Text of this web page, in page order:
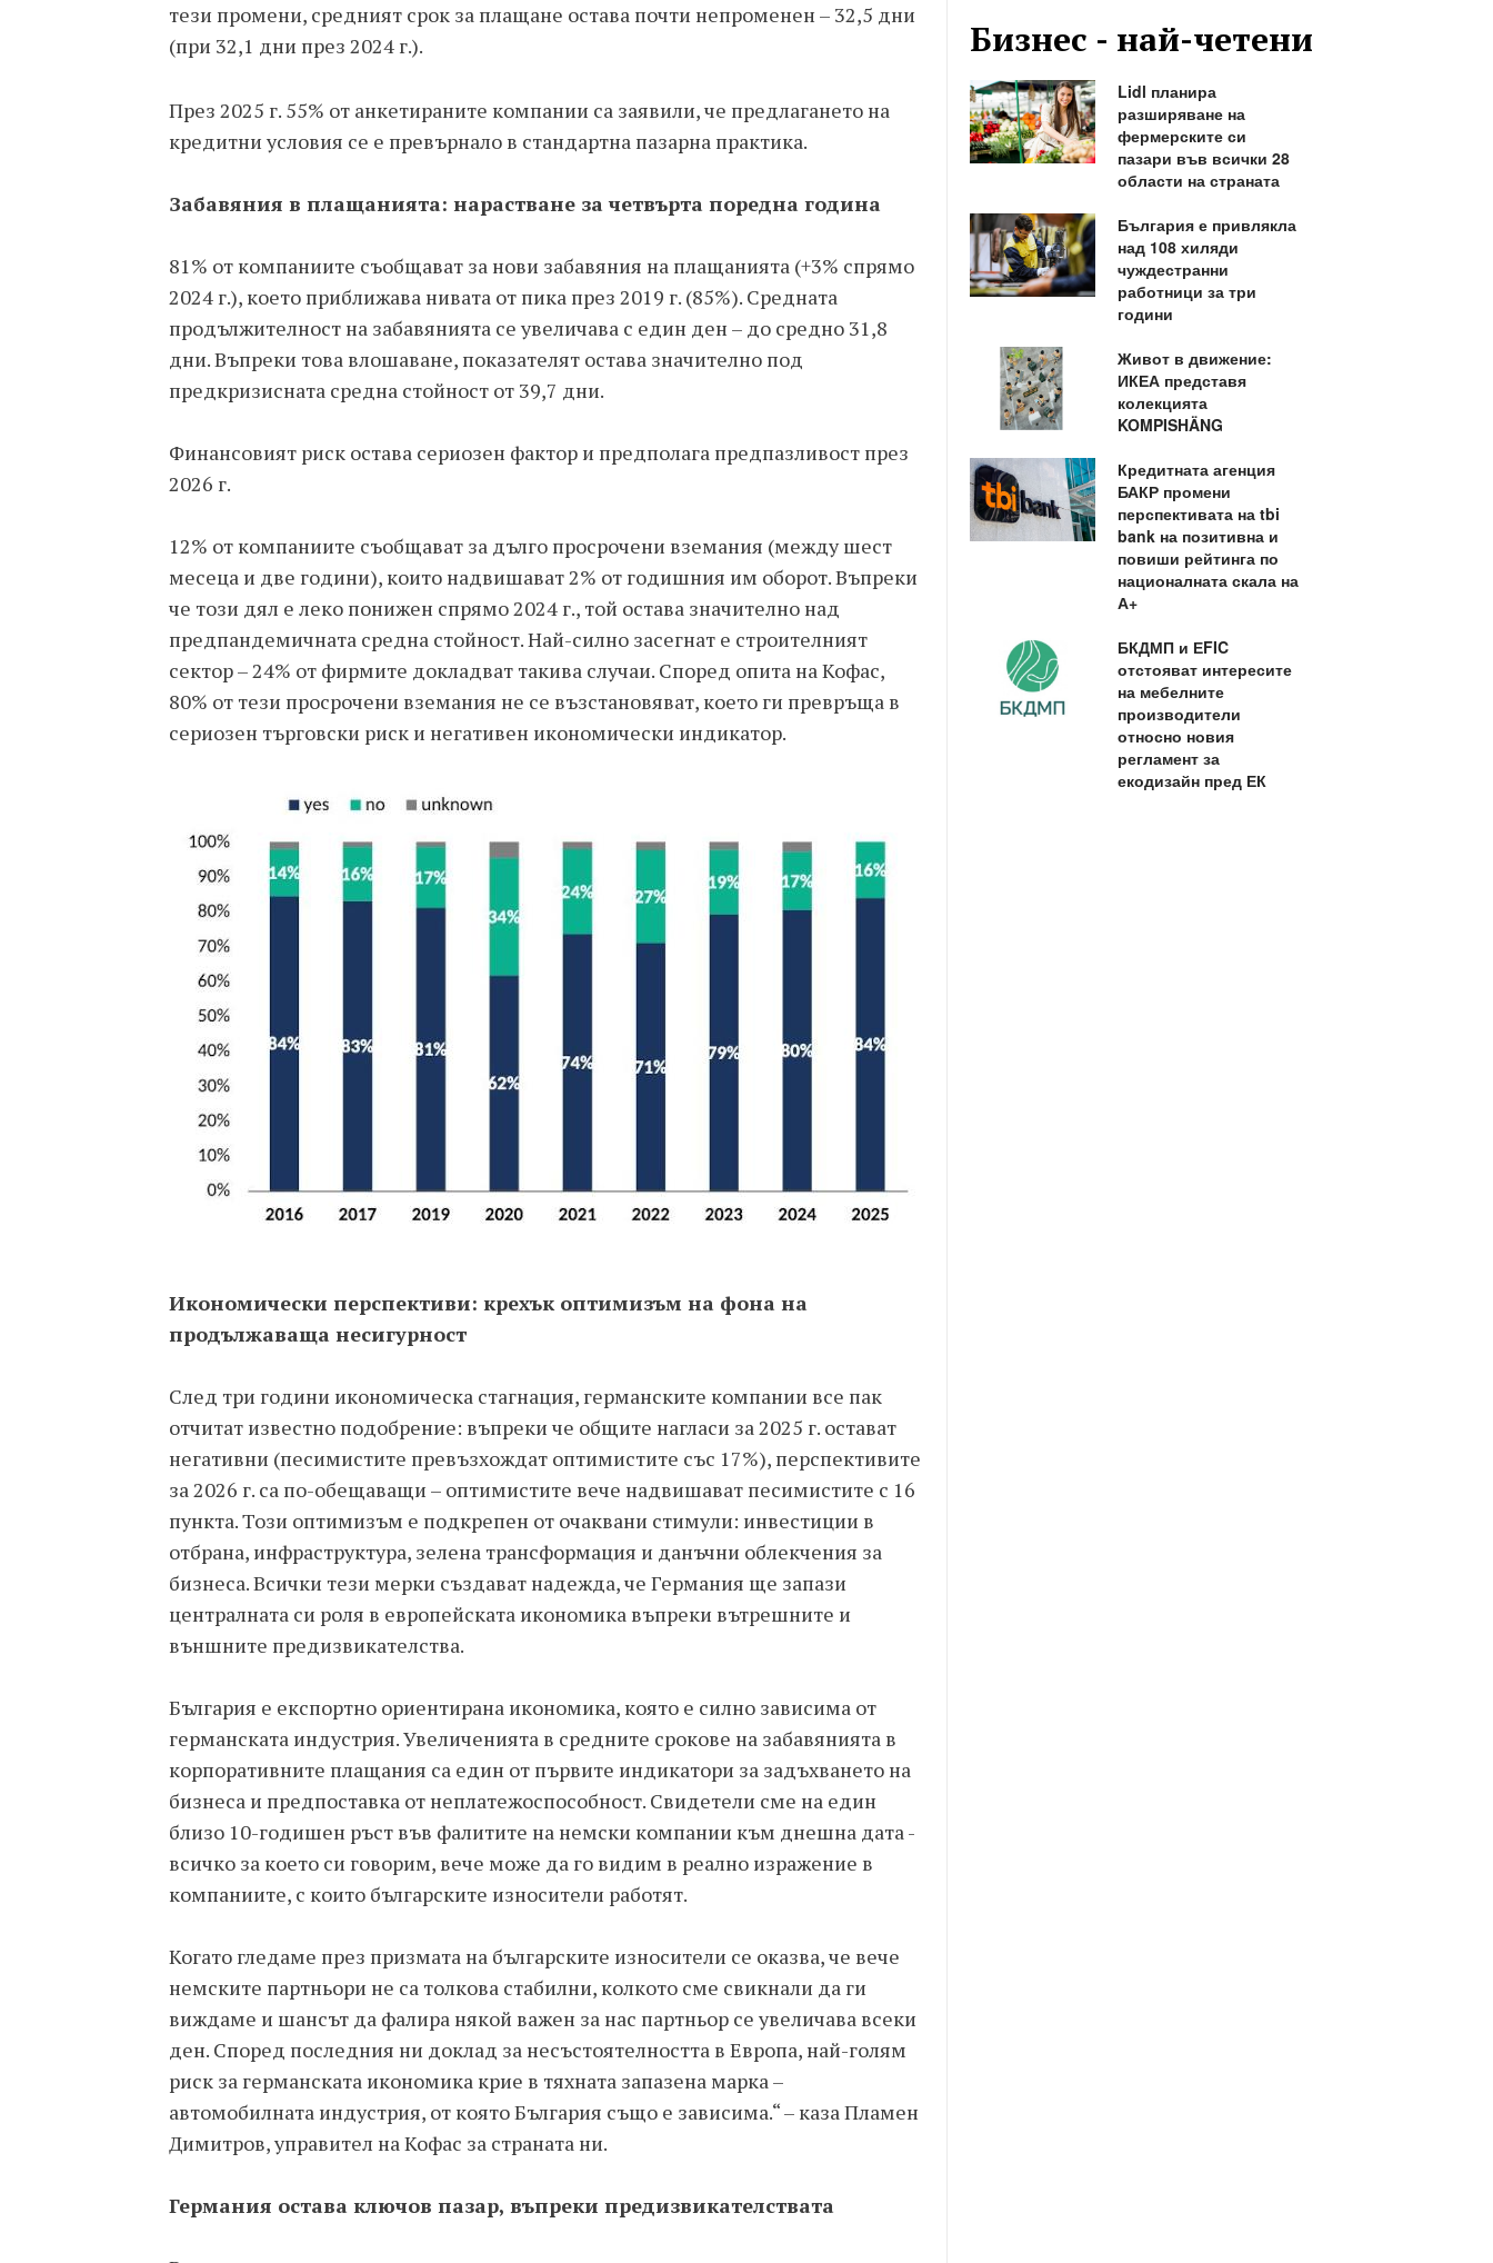
тези промени, средният срок за плащане остава почти непроменен – 32,5 дни
(при 32,1 дни през 2024 г.).
През 2025 г. 55% от анкетираните компании са заявили, че предлагането на
кредитни условия се е превърнало в стандартна пазарна практика.
Забавяния в плащанията: нарастване за четвърта поредна година
81% от компаниите съобщават за нови забавяния на плащанията (+3% спрямо
2024 г.), което приближава нивата от пика през 2019 г. (85%). Средната
продължителност на забавянията се увеличава с един ден – до средно 31,8
дни. Въпреки това влошаване, показателят остава значително под
предкризисната средна стойност от 39,7 дни.
Финансовият риск остава сериозен фактор и предполага предпазливост през
2026 г.
12% от компаниите съобщават за дълго просрочени вземания (между шест
месеца и две години), които надвишават 2% от годишния им оборот. Въпреки
че този дял е леко понижен спрямо 2024 г., той остава значително над
предпандемичната средна стойност. Най-силно засегнат е строителният
сектор – 24% от фирмите докладват такива случаи. Според опита на Кофас,
80% от тези просрочени вземания не се възстановяват, което ги превръща в
сериозен търговски риск и негативен икономически индикатор.
Икономически перспективи: крехък оптимизъм на фона на
продължаваща несигурност
След три години икономическа стагнация, германските компании все пак
отчитат известно подобрение: въпреки че общите нагласи за 2025 г. остават
негативни (песимистите превъзхождат оптимистите със 17%), перспективите
за 2026 г. са по-обещаващи – оптимистите вече надвишават песимистите с 16
пункта. Този оптимизъм е подкрепен от очаквани стимули: инвестиции в
отбрана, инфраструктура, зелена трансформация и данъчни облекчения за
бизнеса. Всички тези мерки създават надежда, че Германия ще запази
централната си роля в европейската икономика въпреки вътрешните и
външните предизвикателства.
България е експортно ориентирана икономика, която е силно зависима от
германската индустрия. Увеличенията в средните срокове на забавянията в
корпоративните плащания са един от първите индикатори за задъхването на
бизнеса и предпоставка от неплатежоспособност. Свидетели сме на един
близо 10-годишен ръст във фалитите на немски компании към днешна дата -
всичко за което си говорим, вече може да го видим в реално изражение в
компаниите, с които българските износители работят.
Когато гледаме през призмата на българските износители се оказва, че вече
немските партньори не са толкова стабилни, колкото сме свикнали да ги
виждаме и шансът да фалира някой важен за нас партньор се увеличава всеки
ден. Според последния ни доклад за несъстоятелността в Европа, най-голям
риск за германската икономика крие в тяхната запазена марка –
автомобилната индустрия, от която България също е зависима.“ – каза Пламен
Димитров, управител на Кофас за страната ни.
Германия остава ключов пазар, въпреки предизвикателствата
Бизнес - най-четени
Lidl планира
разширяване на
фермерските си
пазари във всички 28
области на страната
България е привлякла
над 108 хиляди
чуждестранни
работници за три
години
Живот в движение:
ИКЕА представя
колекцията
KOMPISHÄNG
Кредитната агенция
БАКР промени
перспективата на tbi
bank на позитивна и
повиши рейтинга по
националната скала на
А+
БКДМП и ЕFIC
отстояват интересите
на мебелните
производители
относно новия
регламент за
екодизайн пред ЕК